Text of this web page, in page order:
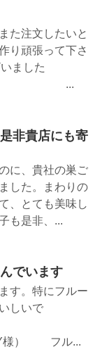
た注文したいと
り頑張って下さ
ました
非貴店にも寄
に、貴社の巣ご
した。まわりの
、とても美味し
も是非、...
でいます
す。特にフルー
しいで
） フル...